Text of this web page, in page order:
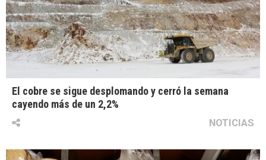
El cobre se sigue desplomando y cerró la semana
cayendo más de un 2,2%
NOTICIAS